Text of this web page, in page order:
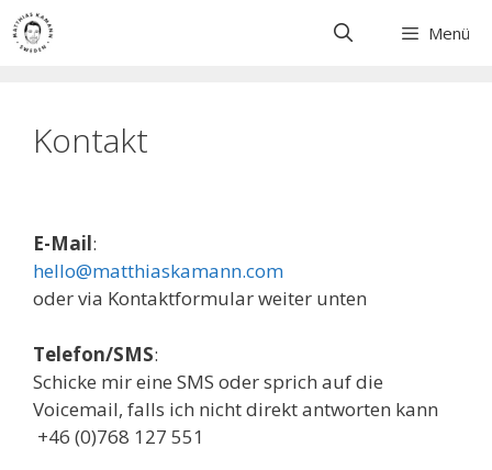
Skip
to
Menü
Kontakt
E-Mail:
hello@matthiaskamann.com
oder via Kontaktformular weiter unten
Telefon/SMS:
Schicke mir eine SMS oder sprich auf die
Voicemail, falls ich nicht direkt antworten kann
+46 (0)768 127 551